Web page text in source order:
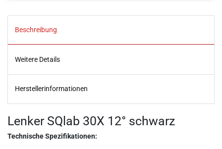
Beschreibung
Weitere Details
Herstellerinformationen
Lenker SQlab 30X 12° schwarz
Technische Spezifikationen: